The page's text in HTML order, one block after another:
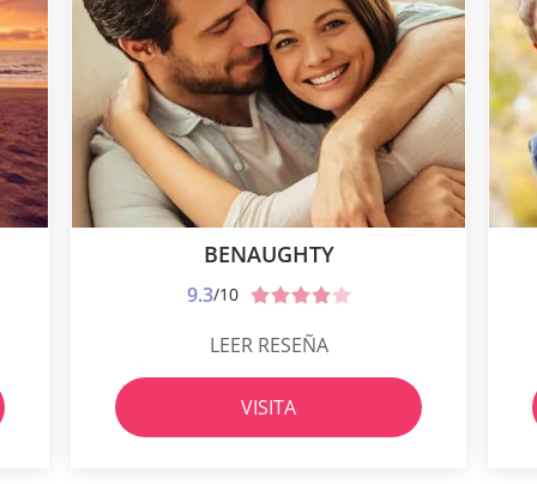
BENAUGHTY
9.3/10
LEER RESEÑA
VISITA